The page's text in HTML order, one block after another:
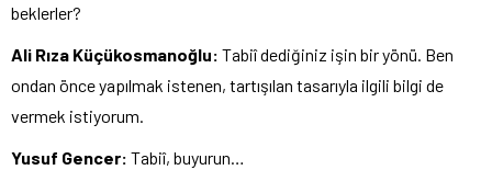
beklerler?
Ali Rıza Küçükosmanoğlu: Tabiî dediğiniz işin bir yönü. Ben
ondan önce yapılmak istenen, tartışılan tasarıyla ilgili bilgi de
vermek istiyorum.
Yusuf Gencer: Tabiî, buyurun…